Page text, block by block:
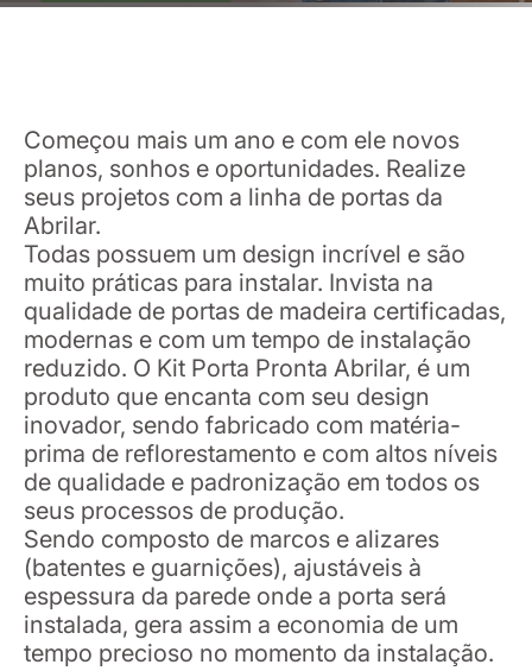
Começou mais um ano e com ele novos
planos, sonhos e oportunidades. Realize
seus projetos com a linha de portas da
Abrilar.
Todas possuem um design incrível e são
muito práticas para instalar. Invista na
qualidade de portas de madeira certificadas,
modernas e com um tempo de instalação
reduzido. O Kit Porta Pronta Abrilar, é um
produto que encanta com seu design
inovador, sendo fabricado com matéria-
prima de reflorestamento e com altos níveis
de qualidade e padronização em todos os
seus processos de produção.
Sendo composto de marcos e alizares
(batentes e guarnições), ajustáveis à
espessura da parede onde a porta será
instalada, gera assim a economia de um
tempo precioso no momento da instalação.